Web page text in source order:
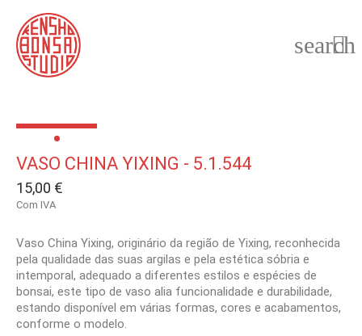

search
VASO CHINA YIXING - 5.1.544
15,00 €
Com IVA
Vaso China Yixing, originário da região de Yixing, reconhecida
pela qualidade das suas argilas e pela estética sóbria e
intemporal, adequado a diferentes estilos e espécies de
bonsai, este tipo de vaso alia funcionalidade e durabilidade,
estando disponível em várias formas, cores e acabamentos,
conforme o modelo.